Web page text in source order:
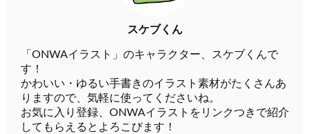
スケブくん
「ONWAイラスト」のキャラクター、スケブくんで
す！
かわいい・ゆるい手書きのイラスト素材がたくさんあ
りますので、気軽に使ってくださいね。
お気に入り登録、ONWAイラストをリンクつきで紹介
してもらえるとよろこびます！